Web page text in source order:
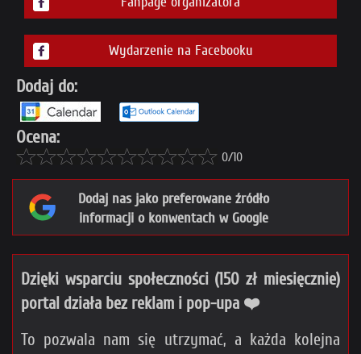
Wydarzenie na Facebooku
Dodaj do:
Ocena:
0/10
Dodaj nas jako preferowane źródło
informacji o konwentach w Google
Dzięki wsparciu społeczności (150 zł miesięcznie)
portal działa bez reklam i pop-upa ❤️
To pozwala nam się utrzymać, a każda kolejna